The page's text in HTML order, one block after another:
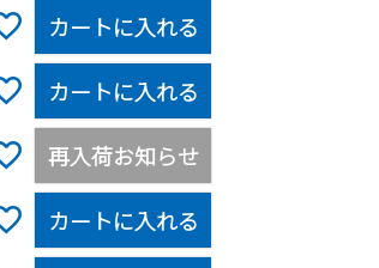
カートに入れる
カートに入れる
再入荷お知らせ
カートに入れる